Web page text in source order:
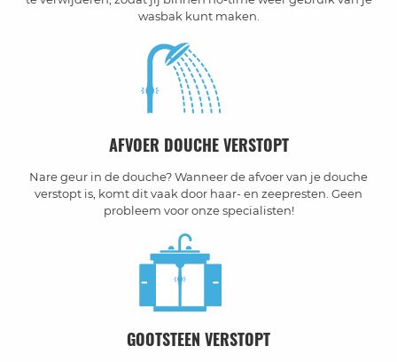
wasbak kunt maken.
AFVOER DOUCHE VERSTOPT
Nare geur in de douche? Wanneer de afvoer van je douche
verstopt is, komt dit vaak door haar- en zeepresten. Geen
probleem voor onze specialisten!
GOOTSTEEN VERSTOPT